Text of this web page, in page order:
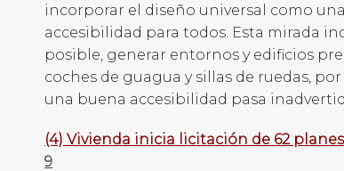
incorporar el diseño universal como
accesibilidad para todos. Esta mirada
posible, generar entornos y edificios
coches de guagua y sillas de ruedas,
una buena accesibilidad pasa
(4) Vivienda inicia licitación de 62
9